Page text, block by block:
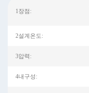
1장점:
2설계온도:
3압력:
4내구성: